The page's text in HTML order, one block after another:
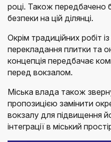
році. Також передбачено
безпеки на цій ділянці.
Окрім традиційних робіт
перекладання плитки та
концепція передбачає
перед вокзалом.
Міська влада також
пропозицією замінити
вокзалу для підвищення
інтеграції в міський